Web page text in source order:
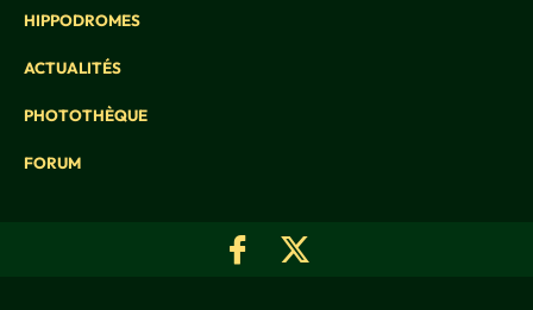
HIPPODROMES
ACTUALITÉS
PHOTOTHÈQUE
FORUM